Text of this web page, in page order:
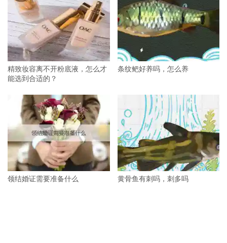
精致妆容离不开粉底液，怎么才
能选到合适的？
条纹鲃好养吗，怎么养
领结婚证需要准备什么 黄骨鱼有刺吗，刺多吗